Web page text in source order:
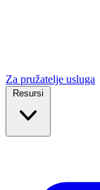
Za pružatelje usluga